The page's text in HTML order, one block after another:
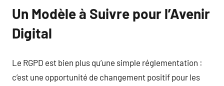
Un Modèle à Suivre pour l’Avenir
Digital
Le RGPD est bien plus qu’une simple réglementation :
c’est une opportunité de changement positif pour les